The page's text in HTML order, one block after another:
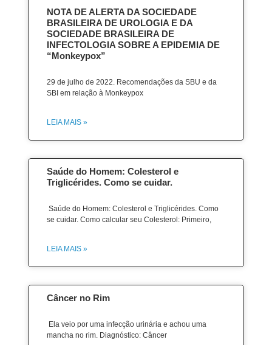
NOTA DE ALERTA DA SOCIEDADE
BRASILEIRA DE UROLOGIA E DA
SOCIEDADE BRASILEIRA DE
INFECTOLOGIA SOBRE A EPIDEMIA DE
“Monkeypox”
29 de julho de 2022. Recomendações da SBU e da
SBI em relação à Monkeypox
LEIA MAIS »
Saúde do Homem: Colesterol e
Triglicérides. Como se cuidar.
Saúde do Homem: Colesterol e Triglicérides. Como
se cuidar. Como calcular seu Colesterol: Primeiro,
LEIA MAIS »
Câncer no Rim
Ela veio por uma infecção urinária e achou uma
mancha no rim. Diagnóstico: Câncer